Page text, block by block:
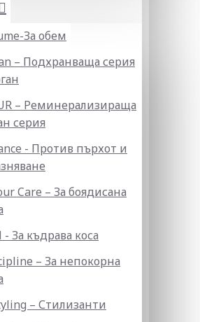
За обем
– Подхранваща серия
– Реминерализираща
серия
- Против пърхот и
Care – За боядисана
- За къдрава коса
– За непокорна
– Стилизанти